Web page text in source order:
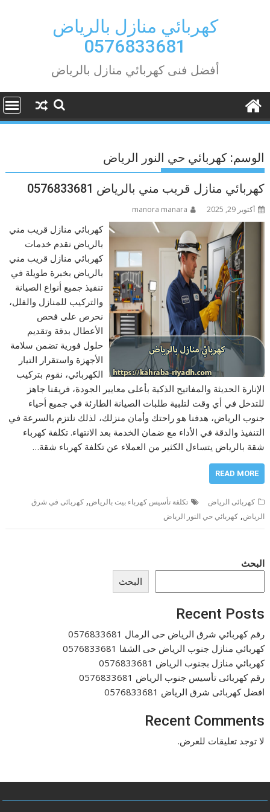
كهربائي منازل بالرياض
0576833681
أفضل فنى كهربائي منازل بالرياض
الوسم:كهربائي حي النور الرياض
كهربائي منازل قريب مني بالرياض 0576833681
أكتوبر 29, 2025 manora manara
كهربائي منازل قريب مني
بالرياض نقدم خدمات
كهربائي منازل قريب مني
بالرياض بخبرة طويلة في
تنفيذ جميع أنواع الصيانة
والتركيب للمنازل والفلل،
نحرص على فحص
الأعطال بدقة وتقديم
حلول فورية تضمن سلامة
الأجهزة واستقرار التيار
الكهربائي، نقوم بتركيب
الإنارة الحديثة والمفاتيح الذكية بأعلى معايير الجودة، فريقنا جاهز
للتدخل في أي وقت لتلبية طلبات الصيانة الطارئة في جميع أحياء
جنوب الرياض، هدفنا هو راحتك وأمان منزلك، لذلك نلتزم بالسرعة في
التنفيذ والدقة في الأداء مع ضمان الخدمة بعد الانتهاء. تكلفة كهرباء
شقة بالرياض يتساءل الكثير من العملاء عن تكلفة كهرباء شقة…
READ MORE
كهربائى الرياض تكلفة تأسيس كهرباء بيت بالرياض,كهربائى في شرق
الرياض,كهربائي حي النور الرياض
البحث
البحث
Recent Posts
رقم كهربائي شرق الرياض حى الرمال 0576833681
كهربائي منازل جنوب الرياض حى الشفا 0576833681
كهربائي منازل بجنوب الرياض 0576833681
رقم كهربائى تأسيس جنوب الرياض 0576833681
افضل كهربائى شرق الرياض 0576833681
Recent Comments
لا توجد تعليقات للعرض.